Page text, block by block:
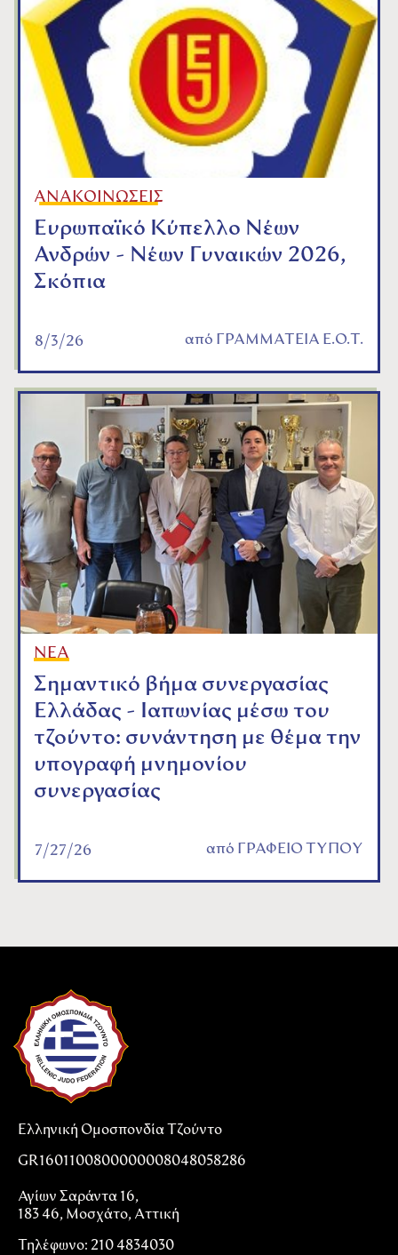
ΑΝΑΚΟΙΝΩΣΕΙΣ
Ευρωπαϊκό Κύπελλο Νέων
Ανδρών - Νέων Γυναικών 2026,
Σκόπια
8/3/26 από ΓΡΑΜΜΑΤΕΙΑ Ε.Ο.Τ.
ΝΕΑ
Σημαντικό βήμα συνεργασίας
Ελλάδας - Ιαπωνίας μέσω του
τζούντο: συνάντηση με θέμα την
υπογραφή μνημονίου
συνεργασίας
7/27/26 από ΓΡΑΦΕΙΟ ΤΥΠΟΥ
Ελληνική Ομοσπονδία Τζούντο
GR1601100800000008048058286
Αγίων Σαράντα 16,
183 46, Μοσχάτο, Αττική
Τηλέφωνο: 210 4834030